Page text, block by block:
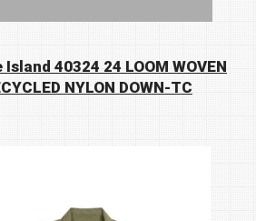
40324 24 LOOM WOVEN
NYLON DOWN-TC